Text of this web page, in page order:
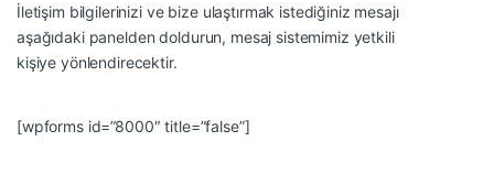
İletişim bilgilerinizi ve bize ulaştırmak istediğiniz mesajı
aşağıdaki panelden doldurun, mesaj sistemimiz yetkili
kişiye yönlendirecektir.
[wpforms id=”8000″ title=”false”]